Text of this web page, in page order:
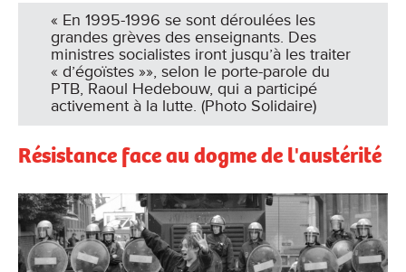
« En 1995-1996 se sont déroulées les
grandes grèves des enseignants. Des
ministres socialistes iront jusqu’à les traiter
« d’égoïstes »», selon le porte-parole du
PTB, Raoul Hedebouw, qui a participé
activement à la lutte. (Photo Solidaire)
Résistance face au dogme de l'austérité